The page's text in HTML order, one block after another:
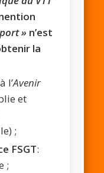
» n’est
la
à l’Avenir
et
;
FSGT:
;